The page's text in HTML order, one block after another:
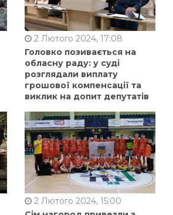
2 Лютого 2024, 17:08
Головко позивається на
обласну раду: у суді
розглядали виплату
грошової компенсації та
виклик на допит депутатів
2 Лютого 2024, 15:00